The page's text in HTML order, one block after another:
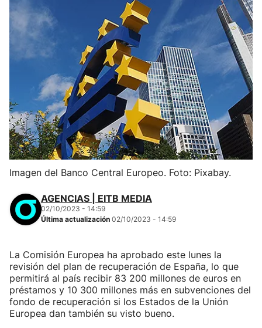
Imagen del Banco Central Europeo. Foto: Pixabay.
AGENCIAS | EITB MEDIA
02/10/2023 - 14:59
Última actualización 02/10/2023 - 14:59
La Comisión Europea ha aprobado este lunes la
revisión del plan de recuperación de España, lo que
permitirá al país recibir 83 200 millones de euros en
préstamos y 10 300 millones más en subvenciones del
fondo de recuperación si los Estados de la Unión
Europea dan también su visto bueno.